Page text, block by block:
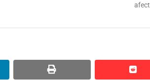
print